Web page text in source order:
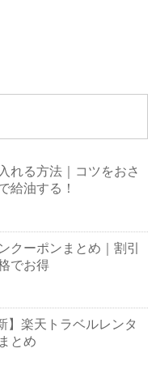
れる方法｜コツをおさ
給油する！
クーポンまとめ｜割引
でお得
】楽天トラベルレンタ
とめ